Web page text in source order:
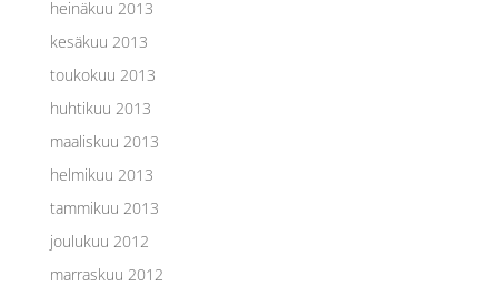
heinäkuu 2013
kesäkuu 2013
toukokuu 2013
huhtikuu 2013
maaliskuu 2013
helmikuu 2013
tammikuu 2013
joulukuu 2012
marraskuu 2012